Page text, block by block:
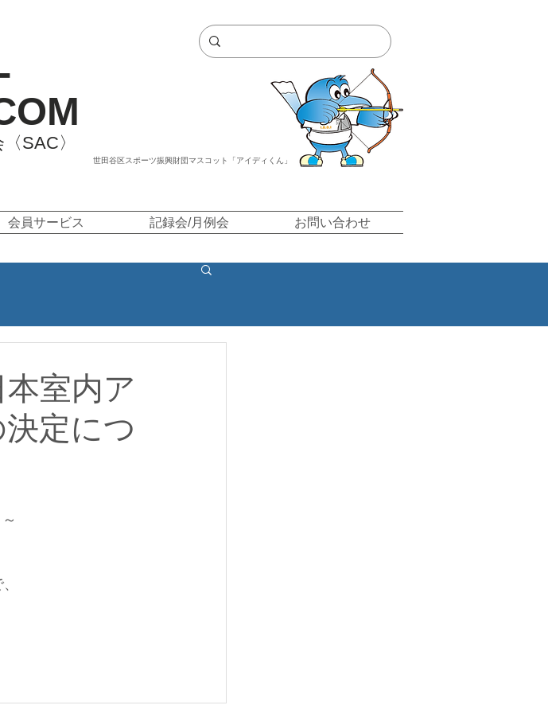
SAC〉
世田谷区スポーツ振興財団マスコット「アイディくん」
会員サービス 記録会/月例会 お問い合わせ
室内ア
定につ